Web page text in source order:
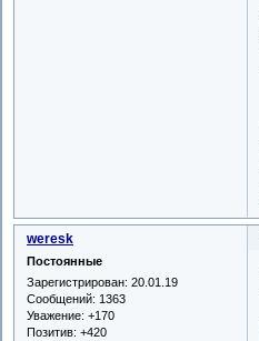
weresk
Постоянные
Зарегистрирован: 20.01.19
Сообщений: 1363
Уважение: +170
Позитив: +420